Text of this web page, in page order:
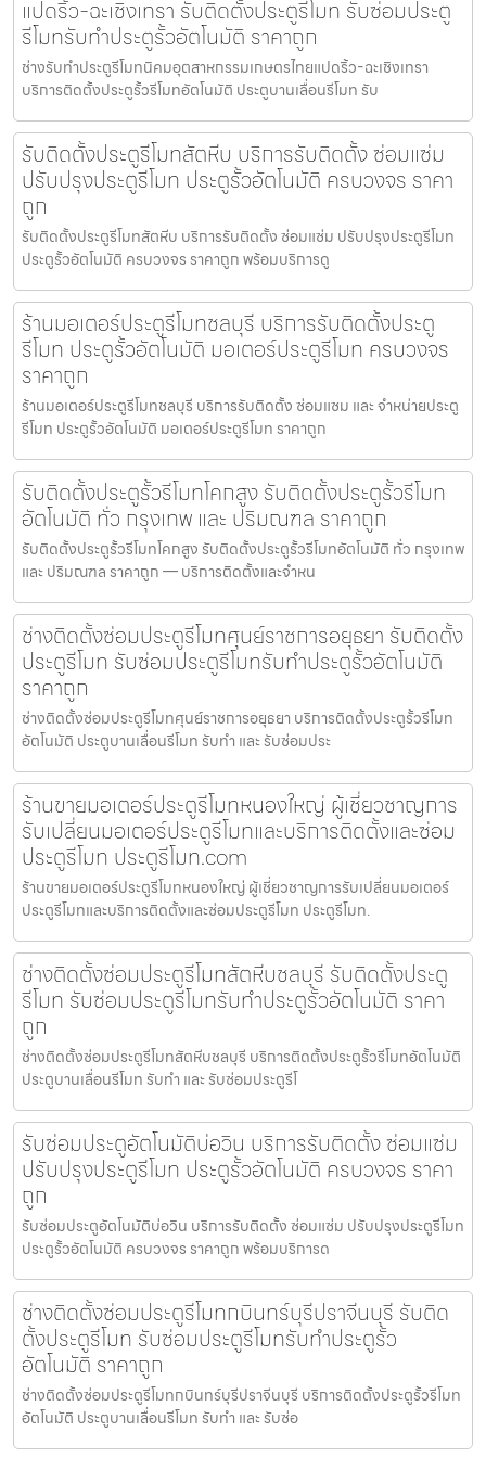
แปดริ้ว-ฉะเชิงเทรา รับติดตั้งประตูรีโมท รับซ่อมประตู
รีโมทรับทำประตูรั้วอัตโนมัติ ราคาถูก
ช่างรับทำประตูรีโมทนิคมอุตสาหกรรมเกษตรไทยแปดริ้ว-ฉะเชิงเทรา
บริการติดตั้งประตูรั้วรีโมทอัตโนมัติ ประตูบานเลื่อนรีโมท รับ
รับติดตั้งประตูรีโมทสัตหีบ บริการรับติดตั้ง ซ่อมแซ่ม
ปรับปรุงประตูรีโมท ประตูรั้วอัตโนมัติ ครบวงจร ราคา
ถูก
รับติดตั้งประตูรีโมทสัตหีบ บริการรับติดตั้ง ซ่อมแซ่ม ปรับปรุงประตูรีโมท
ประตูรั้วอัตโนมัติ ครบวงจร ราคาถูก พร้อมบริการดู
ร้านมอเตอร์ประตูรีโมทชลบุรี บริการรับติดตั้งประตู
รีโมท ประตูรั้วอัตโนมัติ มอเตอร์ประตูรีโมท ครบวงจร
ราคาถูก
ร้านมอเตอร์ประตูรีโมทชลบุรี บริการรับติดตั้ง ซ่อมแซม และ จำหน่ายประตู
รีโมท ประตูรั้วอัตโนมัติ มอเตอร์ประตูรีโมท ราคาถูก
รับติดตั้งประตูรั้วรีโมทโคกสูง รับติดตั้งประตูรั้วรีโมท
อัตโนมัติ ทั่ว กรุงเทพ และ ปริมณฑล ราคาถูก
รับติดตั้งประตูรั้วรีโมทโคกสูง รับติดตั้งประตูรั้วรีโมทอัตโนมัติ ทั่ว กรุงเทพ
และ ปริมณฑล ราคาถูก — บริการติดตั้งและจำหน
ช่างติดตั้งซ่อมประตูรีโมทศุนย์ราชการอยุธยา รับติดตั้ง
ประตูรีโมท รับซ่อมประตูรีโมทรับทำประตูรั้วอัตโนมัติ
ราคาถูก
ช่างติดตั้งซ่อมประตูรีโมทศุนย์ราชการอยุธยา บริการติดตั้งประตูรั้วรีโมท
อัตโนมัติ ประตูบานเลื่อนรีโมท รับทำ และ รับซ่อมประ
ร้านขายมอเตอร์ประตูรีโมทหนองใหญ่ ผู้เชี่ยวชาญการ
รับเปลี่ยนมอเตอร์ประตูรีโมทและบริการติดตั้งและซ่อม
ประตูรีโมท ประตูรีโมท.com
ร้านขายมอเตอร์ประตูรีโมทหนองใหญ่ ผู้เชี่ยวชาญการรับเปลี่ยนมอเตอร์
ประตูรีโมทและบริการติดตั้งและซ่อมประตูรีโมท ประตูรีโมท.
ช่างติดตั้งซ่อมประตูรีโมทสัตหีบชลบุรี รับติดตั้งประตู
รีโมท รับซ่อมประตูรีโมทรับทำประตูรั้วอัตโนมัติ ราคา
ถูก
ช่างติดตั้งซ่อมประตูรีโมทสัตหีบชลบุรี บริการติดตั้งประตูรั้วรีโมทอัตโนมัติ
ประตูบานเลื่อนรีโมท รับทำ และ รับซ่อมประตูรีโ
รับซ่อมประตูอัตโนมัติบ่อวิน บริการรับติดตั้ง ซ่อมแซ่ม
ปรับปรุงประตูรีโมท ประตูรั้วอัตโนมัติ ครบวงจร ราคา
ถูก
รับซ่อมประตูอัตโนมัติบ่อวิน บริการรับติดตั้ง ซ่อมแซ่ม ปรับปรุงประตูรีโมท
ประตูรั้วอัตโนมัติ ครบวงจร ราคาถูก พร้อมบริการด
ช่างติดตั้งซ่อมประตูรีโมทกบินทร์บุรีปราจีนบุรี รับติด
ตั้งประตูรีโมท รับซ่อมประตูรีโมทรับทำประตูรั้ว
อัตโนมัติ ราคาถูก
ช่างติดตั้งซ่อมประตูรีโมทกบินทร์บุรีปราจีนบุรี บริการติดตั้งประตูรั้วรีโมท
อัตโนมัติ ประตูบานเลื่อนรีโมท รับทำ และ รับซ่อ